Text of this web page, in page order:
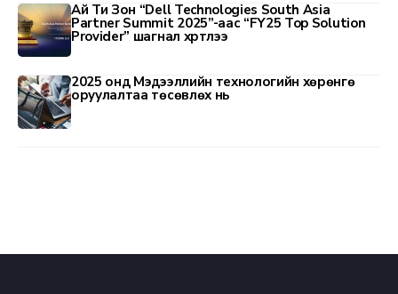
Ай Ти Зон “Dell Technologies South Asia
Partner Summit 2025”-аас “FY25 Top Solution
Provider” шагнал хүртлээ
2025 онд Мэдээллийн технологийн хөрөнгө
оруулалтаа төсөвлөх нь